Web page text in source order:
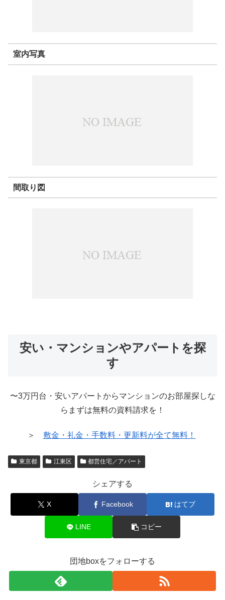
室内写真
間取り図
安い・マンションやアパートを探
す
〜3万円台・安いアパートからマンションのお部屋探しな
らまずは無料の資料請求を！
＞ 敷金・礼金・手数料・更新料が全て無料！
東京都 江東区 都営住宅／アパート
シェアする
X Facebook はてブ
LINE コピー
団地boxをフォローする